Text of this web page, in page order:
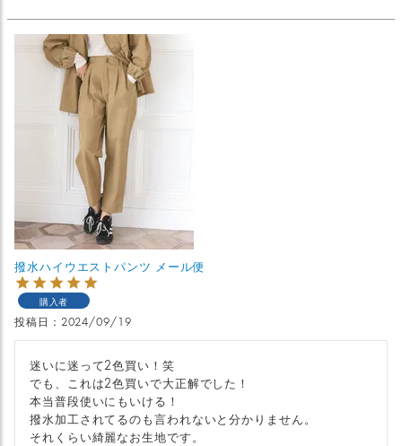
撥水ハイウエストパンツ メール便
購入者
投稿日 2024/09/19
迷いに迷って2色買い！笑
でも、これは2色買いで大正解でした！
本当普段使いにもいける！
撥水加工されてるのも言われないと分かりません。
それくらい綺麗なお生地です。